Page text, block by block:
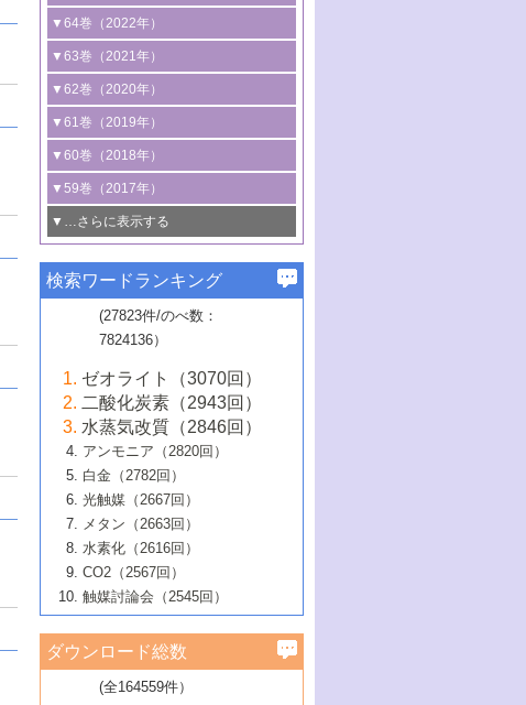
3号 有機分子変換やCO 資源化のための
光触媒に関する最近の研究
B号 第137回触媒討論会（2026年）
2号 水素製造のための水分解技術に関す
る最近の研究
3号 オレフィン系樹脂の精密合成に関す
る最新技術
4号 アルコール類の効率的変換を実現す
る非貴金属触媒の研究動向
5号 ゼオライトの合成と応用における研
究動向
6号 ヘテロ接合界面
B号 第135回触媒討論会（2025年）
2号 規制反応場を活用した固体触媒研究
の新展開
3号 未踏分子変換を目指した酸化触媒プ
ロセスの最前線
4号 シンクロトロン放射光および中性子
線を利用した触媒解析技術の最先端
5号 単原子触媒
6号 参照触媒委員会からのお知らせ
B号 第133回触媒討論会（2023年）
1号 炭素が関わる触媒機能
2号 プラスチックケミカルリサイクルの
ための触媒技術
3号 非酸化物系金属化合物を基盤とした
触媒材料の開発
4号 格子酸素・格子酸素欠陥を利用した
触媒反応
5号 生体触媒によるエネルギー変換反応
6号 窒素とリンの循環のための触媒・機
能性材料
▼64巻（2022年）
1号 合成ガス製造とCOを用いるケミカル
ズ合成の最新動向
2号 化学品合成のための合金触媒開発
3号 CO の排出削減および有効活用のた
めの触媒技術
4号 若手による情報発信企画～とびたて
若き触媒の研究者たち～（1）
若き触媒の研究者たち～（2）
6号 石油のノーブル・ユースを志向した
触媒技術
大学：オンライン・対面開催）
▼63巻（2021年）
1号 金触媒の新展開
2号 ペロブスカイト
3号 特殊反応場を利用した触媒的分子変
換反応
4号 多孔質材料を用いた触媒の新展開
5号 情報学的手法を用いた触媒開発
6号 カーボンニュートラルに向けた電解
技術
B号 第127回触媒討論会（2021年・オン
ライン開催(Zoom)のみ）
▼62巻（2020年）
1号 触媒設計を拓く欠陥構造のキャラク
タリゼーション
2号 機能化学品製造に資するクリーンな
触媒的酸化反応
3号 水処理のための触媒化学
4号 光触媒を用いた水分解の最新の研究
動向
5号 次世代の触媒プロセスを支えるマイ
6号 メタン転換技術の最新動向
B号 第125回触媒討論会（2020年・工学
院大学）
▼61巻（2019年）
1号 物質移動制御に着目した触媒プロセ
ス開発
2号 CO2 フリー水素サプライチェーンに
関わる触媒開発動向
3号 精密高分子合成に関する最近の研究
動向
4号 バイオマス化成品製造のための触媒
5号 固体触媒による含窒素有機化合物変
換の最前線
6号 貴金属使用量低減に向けた自動車排
ガス浄化触媒の開発
B号 第123回触媒討論会（2019年・大阪
▼60巻（2018年）
1号 固体酸触媒の最新の研究動向
2号 二酸化炭素からの有用化学品合成
3号 ナノ粒子・クラスター触媒の最前線
4号 60周年記念企画
5号 進化するゼオライト合成技術
6号 非貴金属系触媒における電気化学的
B号 第121回触媒討論会（2018年・東京
大学）
▼59巻（2017年）
1号 いたるところに，触媒
最先端技術
3号 無機分離膜材料の開発と触媒反応プ
ロセスへの適用
5号 水素のふるまいを解き明かす最先端
研究
6号 低級アルカンの有効利用のための触
媒技術
B号 第119回触媒討論会（2017年・首都
大学東京）
▼…さらに表示する
1号 ユニークな構造の高分子を生み出す触
2号 リグニンからの化成品製造に向けた触
媒技術
3号 触媒研究の最先端～とびたて若き研究
者たち～（1）
4号 触媒研究の最先端～とびたて若き研究
者たち～（2）
5号 触媒研究の最先端～とびたて若き研究
者たち～（3）
6号 イオニクス材料と燃料電池・電解合成
の最新の研究動向
B号 第117回触媒討論会（2016年・大阪府
立大学）
▼57巻（2015年）
1号 水素キャリアにかかわる触媒技術の新
2号 石油精製用触媒の最近の進展
3号 固体酸化物形燃料電池（SOFC）におけ
るアノード触媒上での燃料直接改質技術
4号 コアシェル構造の制御による触媒機能
5号 工業触媒およびその周辺技術の最近の
進歩
6号 ナノシート
B号 第115回触媒討論会（2015年・成蹊大
▼56巻（2014年）
2号 光触媒反応機構に関する最新の研究動
向
開発動向
4号 人工光合成に向けた近年のアプローチ
5号 未利用熱エネルギーの有効活用に貢献
する触媒技術
6号 ポリオキソメタレート
B号 第113回触媒討論会（2014年・ロワジ
ールホテル豊橋）
1号 高耐久性燃料電池システム用触媒にお
ける新展開
2号 リビングラジカル重合の最近の動向
3号 天然ガスの化学工業的展開に関する触
媒技術
4号 貴金属触媒の精密構造制御とその活用
5号 バイオマス化成品製造のための固体触
6号 ナノ空間─吸着状態解析から新機能開拓
B号 第111回触媒討論会（2013年・関西大
▼54巻（2012年）
1号 規則性多孔体の利用技術における最近
の進歩
2号 第109回触媒討論会
3号 貴金属低減技術の最新動向
4号 貴金属代替技術の最新動向
5号 光触媒による物質変換反応の新展開
6号 グラフェン
7号 水素を利用する化成品合成の新潮流
▼53巻（2011年）
1号 金属学から見る合金触媒の新展開
2号 第107回触媒討論会
3号 触媒のその場観察法の進歩（１）
4号 触媒のその場観察法の進歩（２）
5号 不活性結合の触媒的活性化による有機
合成
6号 新しい固体酸触媒技術
7号 ゼオライト合成における最近の進歩
▼52巻（2010年）
1号 触媒の劣化対策と長寿命触媒開発
2号 第105回触媒討論会
3号 ナノ構造が拓く新機能
4号 活性サイトおよびその環境の精密な設
計による触媒の高機能化
5号 触媒を有効に使うための技術
7号 有機分子触媒による精密有機合成
1号 炭素材料－熱い注目を集める材料－
2号 第103回触媒討論会
3号 環境浄化用光触媒の現状と課題
4号 水素社会の実現に向けた水素製造・貯
蔵技術の進歩
5号 CO2が関わる触媒・材料
▼50巻（2008年）
1号 触媒化学と学会のこの10年，半世紀，
そして未来
2号 第101回触媒討論会
4号 錯体を利用したユニークな表面構造の
構築と機能
▼49巻（2007年）
1号 含フッ素化合物の合成と触媒
2号 第99回触媒討論会
3号 実用的ファインケミカル合成プロセス
を実現する触媒
▼48巻（2006年）
1号 固体酸触媒の最近の進歩
2号 第97回触媒討論会
3号 リビング重合触媒の最近の展開
1号 最近の触媒担体とその効果
2号 第95回触媒討論会
▼46巻（2004年）
1号 部分酸化反応触媒の最前線
▼45巻（2003年）
検索ワードランキング
(27823件/のべ数：
7824136）
ゼオライト（3070回）
二酸化炭素（2943回）
水蒸気改質（2846回）
アンモニア（2820回）
白金（2782回）
光触媒（2667回）
メタン（2663回）
水素化（2616回）
CO2（2567回）
触媒討論会（2545回）
ダウンロード総数
(全164559件）